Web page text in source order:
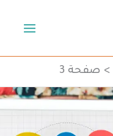
صفحة 3